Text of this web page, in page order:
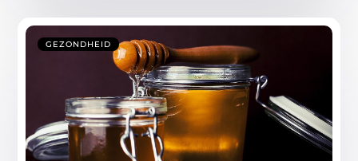
GEZONDHEID